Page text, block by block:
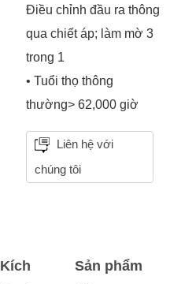
Điều chỉnh đầu ra thông
qua chiết áp; làm mờ 3
trong 1
• Tuổi thọ thông
thường> 62,000 giờ
Liên hệ với
chúng tôi
Kích
Sản phẩm